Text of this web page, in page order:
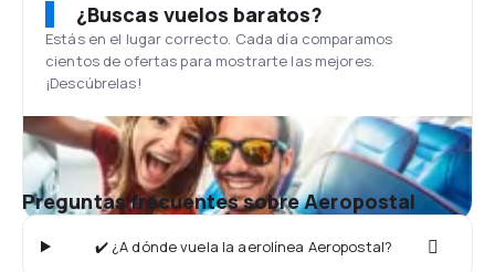
¿Buscas vuelos baratos?
Estás en el lugar correcto. Cada día comparamos
cientos de ofertas para mostrarte las mejores.
¡Descúbrelas!
Preguntas frecuentes sobre Aeropostal
✔️ ¿A dónde vuela la aerolínea Aeropostal?